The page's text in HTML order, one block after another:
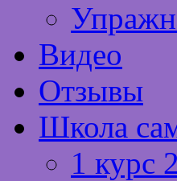
Видео
Отзывы
Школа
1 курс